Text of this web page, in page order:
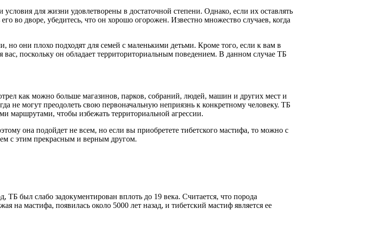
для жизни удовлетворены в достаточной степени. Однако, если их оставлять
во дворе, убедитесь, что он хорошо огорожен. Известно множество случаев, когда
они плохо подходят для семей с маленькими детьми. Кроме того, если к вам в
вас, поскольку он обладает территориториальным поведением. В данном случае ТБ
как можно больше магазинов, парков, собраний, людей, машин и других мест и
могут преодолеть свою первоначальную неприязнь к конкретному человеку. ТБ
маршрутами, чтобы избежать территориальной агрессии.
она подойдет не всем, но если вы приобретете тибетского мастифа, то можно с
с этим прекрасным и верным другом.
был слабо задокументирован вплоть до 19 века. Считается, что порода
на мастифа, появилась около 5000 лет назад, и тибетский мастиф является ее